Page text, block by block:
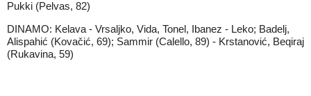
Pukki (Pelvas, 82)
DINAMO: Kelava - Vrsaljko, Vida, Tonel, Ibanez - Leko; Badelj,
Alispahić (Kovačić, 69); Sammir (Calello, 89) - Krstanović, Beqiraj
(Rukavina, 59)